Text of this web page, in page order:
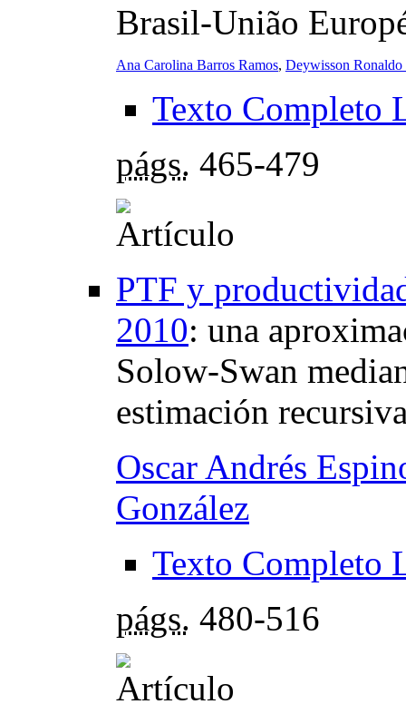
Brasil-União
Ana Carolina Barros Ramos, Deywisson
Texto Completo
págs. 465-479
PTF y
2010: una
Solow-Swan
estimación
Oscar Andrés
González
Texto Completo
págs. 480-516